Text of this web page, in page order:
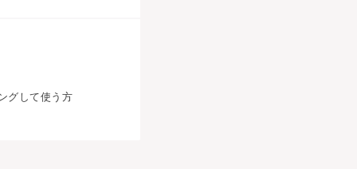
グして使う方